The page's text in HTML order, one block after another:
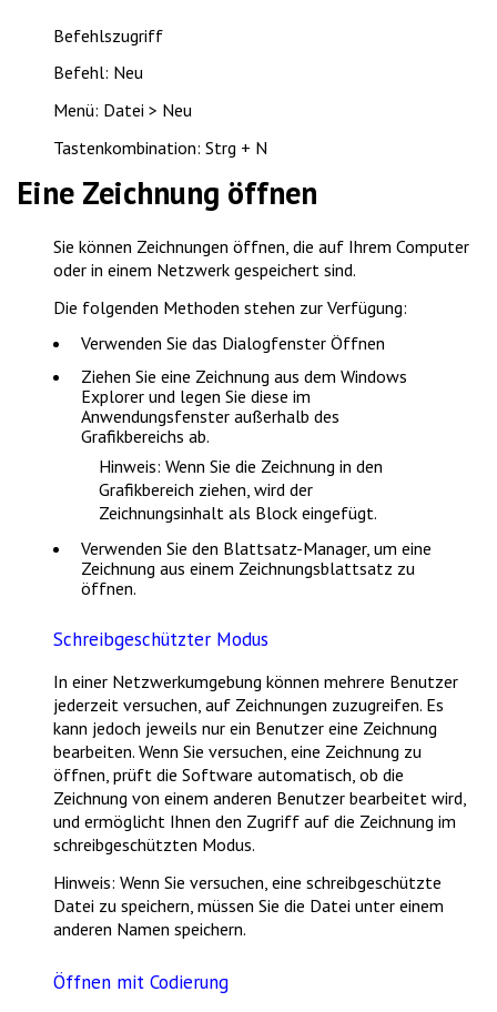
Befehlszugriff
Befehl: Neu
Menü: Datei > Neu
Tastenkombination: Strg + N
Eine Zeichnung öffnen
Sie können Zeichnungen öffnen, die auf Ihrem Computer
oder in einem Netzwerk gespeichert sind.
Die folgenden Methoden stehen zur Verfügung:
Verwenden Sie das DialogfensterÖffnen
Ziehen Sie eine Zeichnung aus dem Windows
Explorer und legen Sie diese im
Anwendungsfenster außerhalb des
Grafikbereichs ab.
Hinweis: Wenn Sie die Zeichnung in den
Grafikbereich ziehen, wird der
Zeichnungsinhalt als Block eingefügt.
Verwenden Sie den Blattsatz-Manager, um eine
Zeichnung aus einem Zeichnungsblattsatz zu
öffnen.
Schreibgeschützter Modus
In einer Netzwerkumgebung können mehrere Benutzer
jederzeit versuchen, auf Zeichnungen zuzugreifen. Es
kann jedoch jeweils nur ein Benutzer eine Zeichnung
bearbeiten. Wenn Sie versuchen, eine Zeichnung zu
öffnen, prüft die Software automatisch, ob die
Zeichnung von einem anderen Benutzer bearbeitet wird,
und ermöglicht Ihnen den Zugriff auf die Zeichnung im
schreibgeschützten Modus.
Hinweis: Wenn Sie versuchen, eine schreibgeschützte
Datei zu speichern, müssen Sie die Datei unter einem
anderen Namen speichern.
Öffnen mit Codierung